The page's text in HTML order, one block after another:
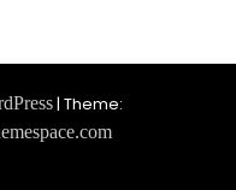
| Theme: